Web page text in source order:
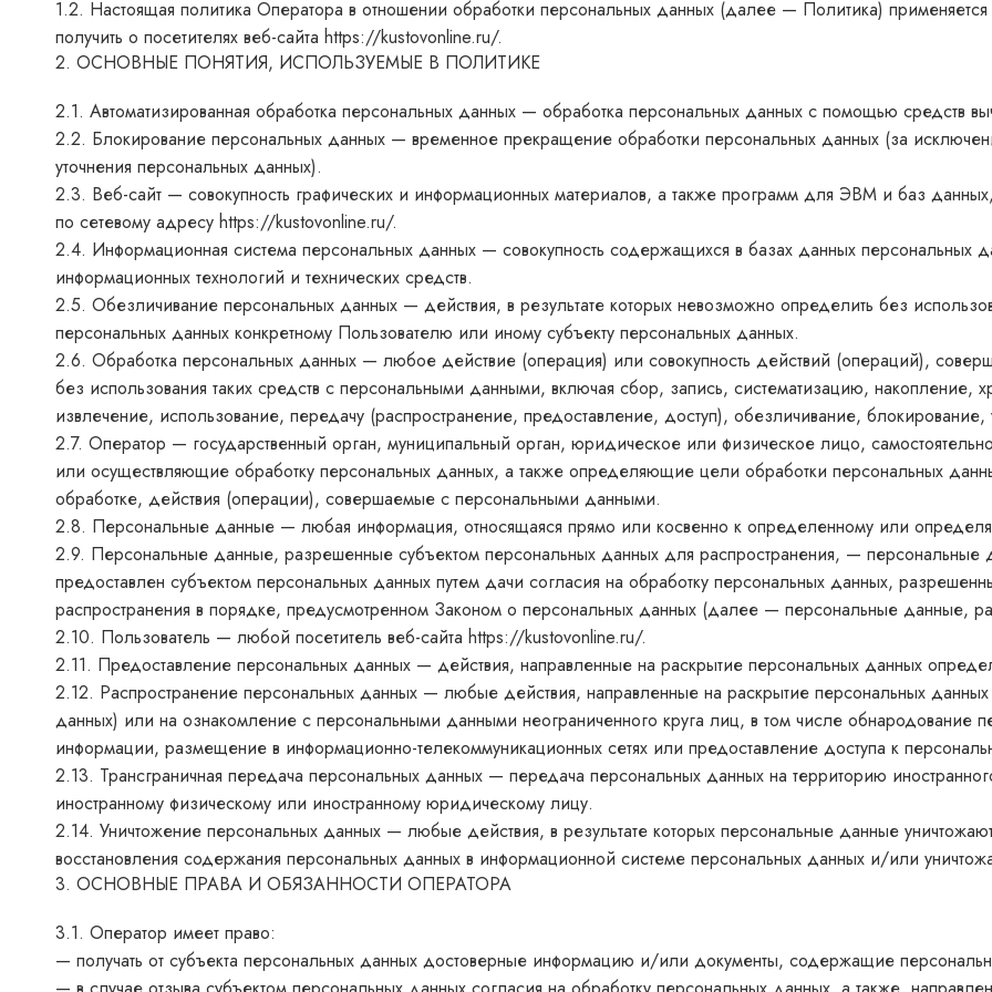
Серебряный север
Русский сувенир
Санкт-Петербург
Мужское
Тени на камнях
Белокаменная резьба
Флористика
Лунницы
Восток.Китай
Грани вселенной
Перо
Подводный мир
Полотна Японии
1.2. Настоящая политика Оператора в отношении обработки персональных данных (далее — Политика)
получить о посетителях веб-сайта https://kustovonline.ru/.
2. ОСНОВНЫЕ ПОНЯТИЯ, ИСПОЛЬЗУЕМЫЕ В ПОЛИТИКЕ
2.1. Автоматизированная обработка персональных данных — обработка персональных данных с помощью средств
2.2. Блокирование персональных данных — временное прекращение обработки персональных данных (за
уточнения персональных данных).
2.3. Веб-сайт — совокупность графических и информационных материалов, а также программ для ЭВМ и баз
по сетевому адресу https://kustovonline.ru/.
2.4. Информационная система персональных данных — совокупность содержащихся в базах данных персональных
информационных технологий и технических средств.
2.5. Обезличивание персональных данных — действия, в результате которых невозможно определить без
персональных данных конкретному Пользователю или иному субъекту персональных данных.
2.6. Обработка персональных данных — любое действие (операция) или совокупность действий (операций),
без использования таких средств с персональными данными, включая сбор, запись, систематизацию, накопление,
извлечение, использование, передачу (распространение, предоставление, доступ), обезличивание,
2.7. Оператор — государственный орган, муниципальный орган, юридическое или физическое лицо,
или осуществляющие обработку персональных данных, а также определяющие цели обработки персональных
обработке, действия (операции), совершаемые с персональными данными.
2.8. Персональные данные — любая информация, относящаяся прямо или косвенно к определенному или
2.9. Персональные данные, разрешенные субъектом персональных данных для распространения, — персональные
предоставлен субъектом персональных данных путем дачи согласия на обработку персональных данных,
распространения в порядке, предусмотренном Законом о персональных данных (далее — персональные данные,
2.10. Пользователь — любой посетитель веб-сайта https://kustovonline.ru/.
2.11. Предоставление персональных данных — действия, направленные на раскрытие персональных данных
2.12. Распространение персональных данных — любые действия, направленные на раскрытие персональных
данных) или на ознакомление с персональными данными неограниченного круга лиц, в том числе обнародование
информации, размещение в информационно-телекоммуникационных сетях или предоставление доступа к
2.13. Трансграничная передача персональных данных — передача персональных данных на территорию
иностранному физическому или иностранному юридическому лицу.
2.14. Уничтожение персональных данных — любые действия, в результате которых персональные данные
восстановления содержания персональных данных в информационной системе персональных данных и/или
3. ОСНОВНЫЕ ПРАВА И ОБЯЗАННОСТИ ОПЕРАТОРА
3.1. Оператор имеет право:
— получать от субъекта персональных данных достоверные информацию и/или документы, содержащие